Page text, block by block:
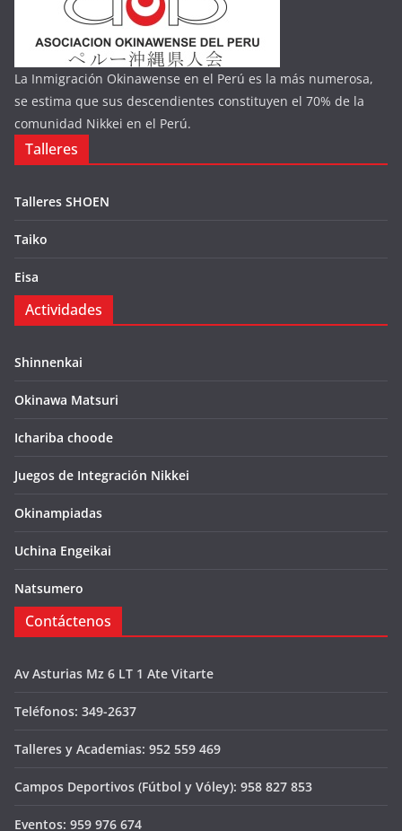
La Inmigración Okinawense en el Perú es la más numerosa,
se estima que sus descendientes constituyen el 70% de la
comunidad Nikkei en el Perú.
Talleres
Talleres SHOEN
Taiko
Eisa
Actividades
Shinnenkai
Okinawa Matsuri
Ichariba choode
Juegos de Integración Nikkei
Okinampiadas
Uchina Engeikai
Natsumero
Contáctenos
Av Asturias Mz 6 LT 1 Ate Vitarte
Teléfonos: 349-2637
Talleres y Academias: 952 559 469
Campos Deportivos (Fútbol y Vóley): 958 827 853
Eventos: 959 976 674